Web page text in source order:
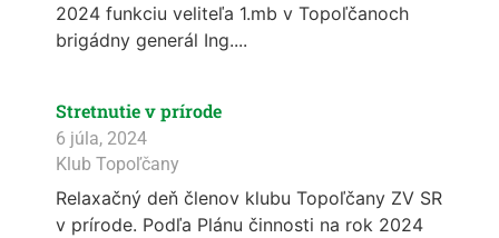
2024 funkciu veliteľa 1.mb v Topoľčanoch
brigádny generál Ing....
Stretnutie v prírode
6 júla, 2024
Klub Topoľčany
Relaxačný deň členov klubu Topoľčany ZV SR
v prírode. Podľa Plánu činnosti na rok 2024